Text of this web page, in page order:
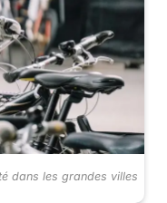
dans les grandes villes